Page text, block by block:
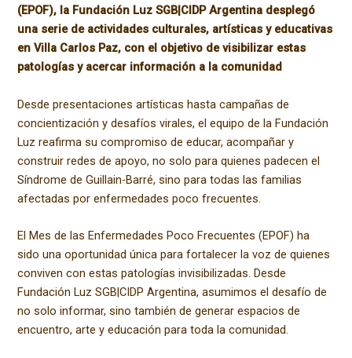
(EPOF), la Fundación Luz SGB|CIDP Argentina desplegó
una serie de actividades culturales, artísticas y educativas
en Villa Carlos Paz, con el objetivo de visibilizar estas
patologías y acercar información a la comunidad
Desde presentaciones artísticas hasta campañas de
concientización y desafíos virales, el equipo de la Fundación
Luz reafirma su compromiso de educar, acompañar y
construir redes de apoyo, no solo para quienes padecen el
Síndrome de Guillain-Barré, sino para todas las familias
afectadas por enfermedades poco frecuentes.
El Mes de las Enfermedades Poco Frecuentes (EPOF) ha
sido una oportunidad única para fortalecer la voz de quienes
conviven con estas patologías invisibilizadas. Desde
Fundación Luz SGB|CIDP Argentina, asumimos el desafío de
no solo informar, sino también de generar espacios de
encuentro, arte y educación para toda la comunidad.